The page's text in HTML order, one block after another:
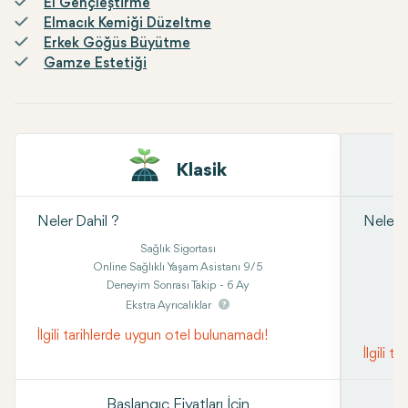
El Gençleştirme
Elmacık Kemiği Düzeltme
Erkek Göğüs Büyütme
Gamze Estetiği
Klasik
Neler Dahil ?
Sağlık Sigortası
Online Sağlıklı Yaşam Asistanı 9/5
Deneyim Sonrası Takip - 6 Ay
Ekstra Ayrıcalıklar
İlgili tarihlerde uygun otel bulunamadı!
Neler
İlgili